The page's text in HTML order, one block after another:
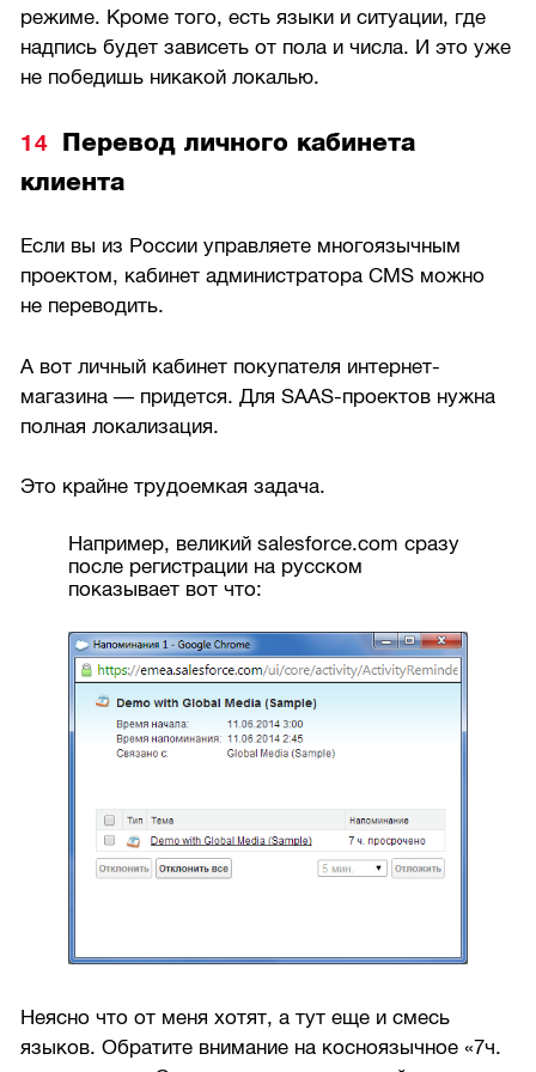
режиме. Кроме того, есть языки и ситуации, где
надпись будет зависеть от пола и числа. И это уже
не победишь никакой локалью.
Перевод личного кабинета
клиента
Если вы из России управляете многоязычным
проектом, кабинет администратора CMS можно
не переводить.
А вот личный кабинет покупателя интернет-
магазина — придется. Для SAAS-проектов нужна
полная локализация.
Это крайне трудоемкая задача.
Например, великий salesforce.com сразу
после регистрации на русском
показывает вот что:
Неясно что от меня хотят, а тут еще и смесь
языков. Обратите внимание на косноязычное «7ч.